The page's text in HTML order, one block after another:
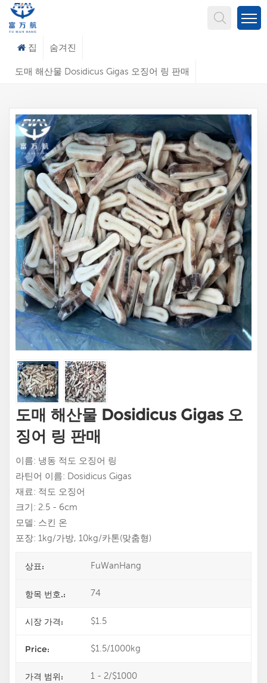
집 숨겨진
도매 해산물 Dosidicus Gigas 오징어 링 판매
도매 해산물 Dosidicus Gigas 오
징어 링 판매
이름: 냉동 적도 오징어 링
라틴어 이름: Dosidicus Gigas
재료: 적도 오징어
크기: 2.5 - 6cm
모델: 스킨 온
포장: 1kg/가방, 10kg/카톤(맞춤형)
상표: FuWanHang
항목 번호.: 74
시장 가격: $1.5
Price: $1.5/1000kg
가격 범위: 1 - 2/$1000